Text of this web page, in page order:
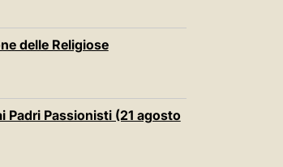
delle Religiose
Padri Passionisti (21 agosto